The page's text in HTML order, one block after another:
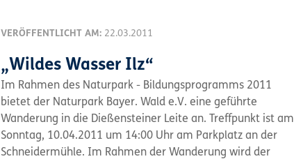
VERÖFFENTLICHT AM: 22.03.2011
„Wildes Wasser Ilz“
Im Rahmen des Naturpark - Bildungsprogramms 2011
bietet der Naturpark Bayer. Wald e.V. eine geführte
Wanderung in die Dießensteiner Leite an. Treffpunkt ist am
Sonntag, 10.04.2011 um 14:00 Uhr am Parkplatz an der
Schneidermühle. Im Rahmen der Wanderung wird der